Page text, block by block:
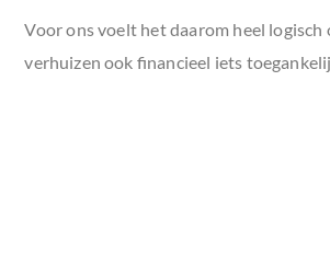
Voor ons voelt het daarom heel logisch
verhuizen ook financieel iets